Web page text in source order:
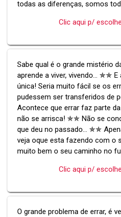
todas as diferenças, somos
Clic aqui p/
Sabe qual é o grande mistério
aprende a viver, vivendo... ✯✯ E
única! Seria muito fácil se os
pudessem ser transferidos de
Acontece que errar faz parte
não se arrisca! ✯✯ Não se
que deu no passado... ✯✯
veja oque esta fazendo com o
muito bem o seu caminho no
Clic aqui p/
O grande problema de errar, é